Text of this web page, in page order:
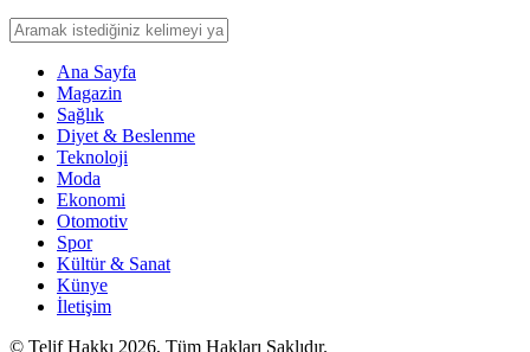
Ana Sayfa
Magazin
Sağlık
Diyet & Beslenme
Teknoloji
Moda
Ekonomi
Otomotiv
Spor
Kültür & Sanat
Künye
İletişim
© Telif Hakkı 2026, Tüm Hakları Saklıdır.